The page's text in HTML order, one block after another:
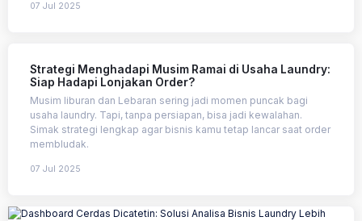
07 Jul 2025
Strategi Menghadapi Musim Ramai di Usaha Laundry:
Siap Hadapi Lonjakan Order?
Musim liburan dan Lebaran sering jadi momen puncak bagi
usaha laundry. Tapi, tanpa persiapan, bisa jadi kewalahan.
Simak strategi lengkap agar bisnis kamu tetap lancar saat order
membludak.
07 Jul 2025